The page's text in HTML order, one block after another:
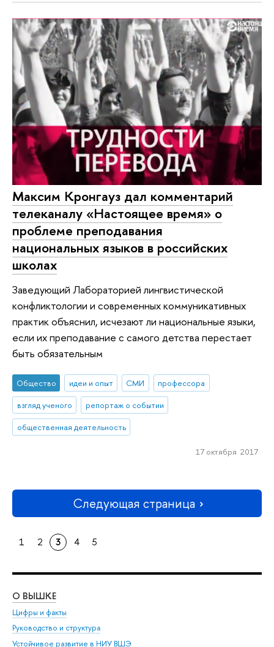
Максим Кронгауз дал комментарий
телеканалу «Настоящее время» о
проблеме преподавания
национальных языков в российских
школах
Заведующий Лабораторией лингвистической
конфликтологии и современных коммуникативных
практик объяснил, исчезают ли национальные языки,
если их преподавание с самого детства перестает
быть обязательным
Общество идеи и опыт СМИ
профессора
взгляд ученого
репортаж о событии
общественная деятельность
17 октября 2017
Следующая страница
1 2 3 4 5
О ВЫШКЕ
Цифры и факты
Руководство и структура
Устойчивое развитие в НИУ ВШЭ